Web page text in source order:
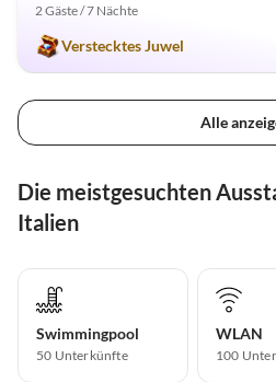
2 Gäste / 7 Nächte
Verstecktes Juwel
Alle
Die meistgesuchten
Italien
Swimmingpool
50 Unterkünfte
WLAN
100